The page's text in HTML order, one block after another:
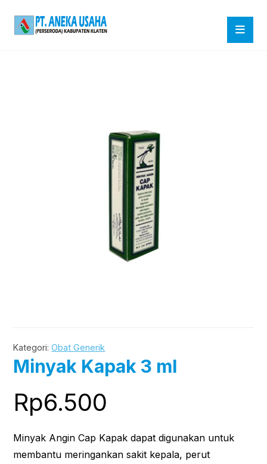
Kategori:Obat Generik
Minyak Kapak 3 ml
Rp6.500
Minyak Angin Cap Kapak dapat digunakan untuk
membantu meringankan sakit kepala, perut